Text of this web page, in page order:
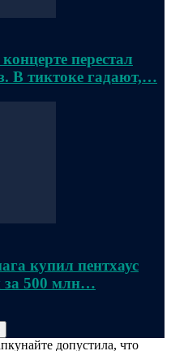
перестал
В тиктоке гадают,…
купил пентхаус
за 500 млн…
допустила, что